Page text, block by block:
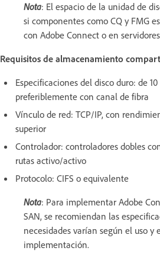
Nota: El espacio de la unidad de
si componentes como CQ y FMG
con Adobe Connect o en
Requisitos de almacenamiento
Especificaciones del disco duro: de
preferiblemente con canal de fibra
Vínculo de red: TCP/IP, con
superior
Controlador: controladores dobles
rutas activo/activo
Protocolo: CIFS o equivalente
Nota: Para implementar Adobe
SAN, se recomiendan las
necesidades varían según el uso y
implementación.